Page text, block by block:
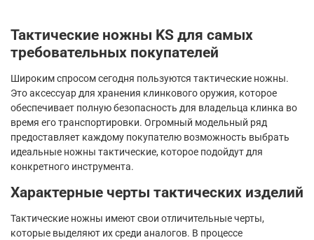
Тактические ножны KS для самых
требовательных покупателей
Широким спросом сегодня пользуются тактические ножны.
Это аксессуар для хранения клинкового оружия, которое
обеспечивает полную безопасность для владельца клинка во
время его транспортировки. Огромный модельный ряд
предоставляет каждому покупателю возможность выбрать
идеальные ножны тактические, которое подойдут для
конкретного инструмента.
Характерные черты тактических изделий
Тактические ножны имеют свои отличительные черты,
которые выделяют их среди аналогов. В процессе